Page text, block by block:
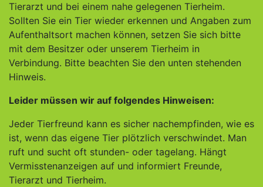
Tierarzt und bei einem nahe gelegenen Tierheim.
Sollten Sie ein Tier wieder erkennen und Angaben zum
Aufenthaltsort machen können, setzen Sie sich bitte
mit dem Besitzer oder unserem Tierheim in
Verbindung. Bitte beachten Sie den unten stehenden
Hinweis.
Leider müssen wir auf folgendes Hinweisen:
Jeder Tierfreund kann es sicher nachempfinden, wie es
ist, wenn das eigene Tier plötzlich verschwindet. Man
ruft und sucht oft stunden- oder tagelang. Hängt
Vermisstenanzeigen auf und informiert Freunde,
Tierarzt und Tierheim.